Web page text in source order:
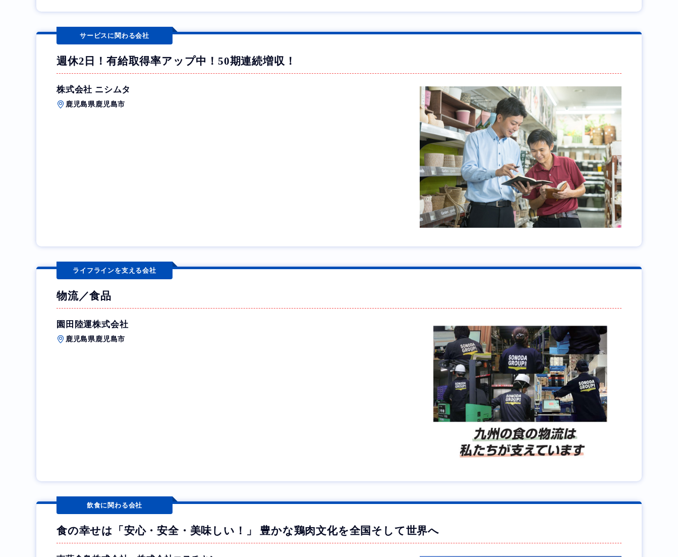
サービスに関わる会社
週休2日！有給取得率アップ中！50期連続増収！
株式会社 ニシムタ
鹿児島県鹿児島市
ライフラインを支える会社
物流／食品
園田陸運株式会社
鹿児島県鹿児島市
飲食に関わる会社
食の幸せは「安心・安全・美味しい！」 豊かな鶏肉文化を全国そして世界へ